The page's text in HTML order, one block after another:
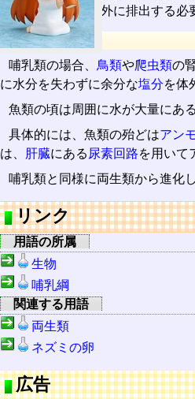
水分を積極的に体外に排出する必
濃縮機能
哺乳類の場合、 鳥類や爬虫類の
に水分を失わずに余分な塩分を体
魚類の頃は周囲に水が大量にあ
具体的には、魚類の殆どはアン
は、
肝臓にある 尿素回路を用いて
哺乳類と同様に両生類から進化
リンク
用語の所属
生物
哺乳綱
関連する用語
両生類
ネズミの卵
広告